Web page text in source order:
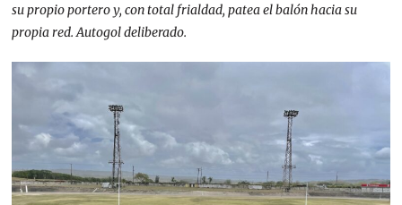
su propio portero y, con total frialdad, patea el balón hacia su
propia red. Autogol deliberado.